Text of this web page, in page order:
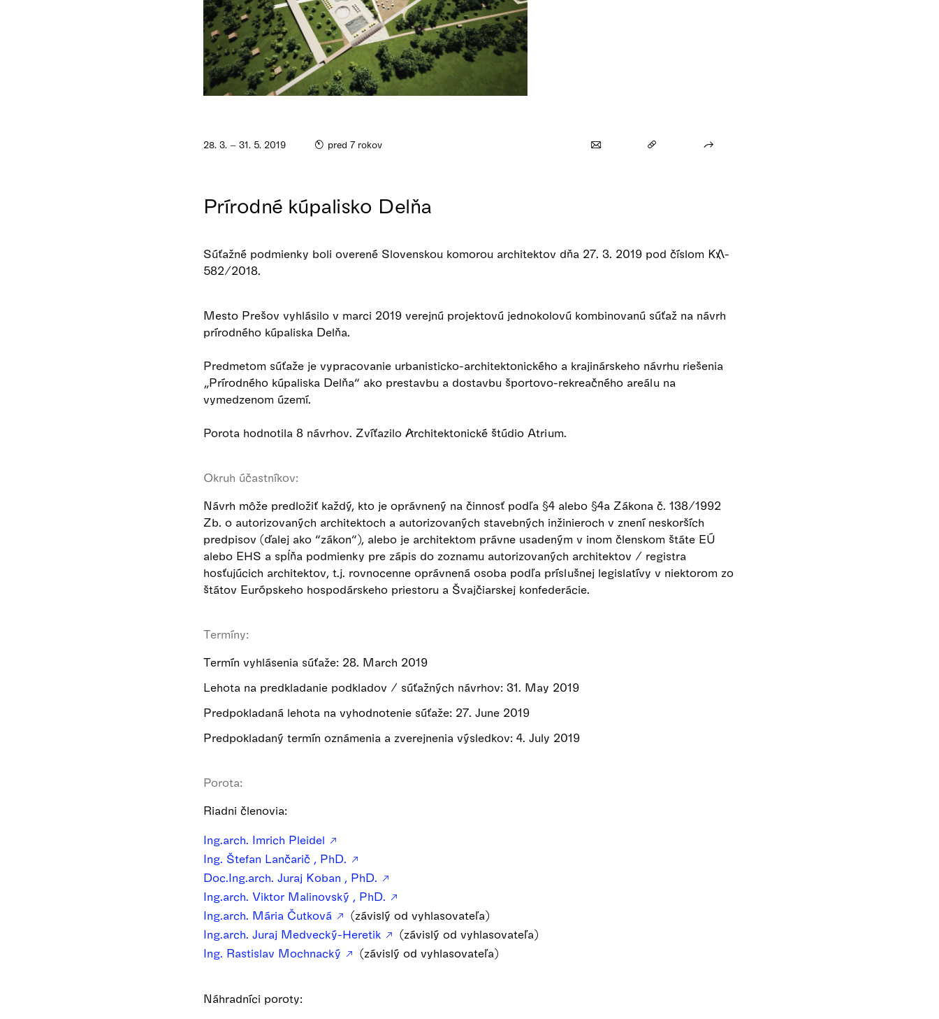
28. 3. – 31. 5. 2019 pred 7 rokov
Prírodné kúpalisko Delňa
Súťažné podmienky boli overené Slovenskou komorou architektov dňa 27. 3. 2019 pod číslom KA-
582/2018.
Mesto Prešov vyhlásilo v marci 2019 verejnú projektovú jednokolovú kombinovanú súťaž na návrh
prírodného kúpaliska Delňa.
Predmetom súťaže je vypracovanie urbanisticko-architektonického a krajinárskeho návrhu riešenia
„Prírodného kúpaliska Delňa“ ako prestavbu a dostavbu športovo-rekreačného areálu na
vymedzenom území.
Porota hodnotila 8 návrhov. Zvíťazilo Architektonické štúdio Atrium.
Okruh účastníkov:
Návrh môže predložiť každý, kto je oprávnený na činnosť podľa §4 alebo §4a Zákona č. 138/1992
Zb. o autorizovaných architektoch a autorizovaných stavebných inžinieroch v znení neskorších
predpisov (ďalej ako “zákon“), alebo je architektom právne usadeným v inom členskom štáte EÚ
alebo EHS a spĺňa podmienky pre zápis do zoznamu autorizovaných architektov / registra
hosťujúcich architektov, t.j. rovnocenne oprávnená osoba podľa príslušnej legislatívy v niektorom zo
štátov Európskeho hospodárskeho priestoru a Švajčiarskej konfederácie.
Termíny:
Termín vyhlásenia súťaže: 28. March 2019
Lehota na predkladanie podkladov / súťažných návrhov: 31. May 2019
Predpokladaná lehota na vyhodnotenie súťaže: 27. June 2019
Predpokladaný termín oznámenia a zverejnenia výsledkov: 4. July 2019
Porota:
Riadni členovia:
Ing.arch. Imrich Pleidel
Ing. Štefan Lančarič , PhD.
Doc.Ing.arch. Juraj Koban , PhD.
Ing.arch. Viktor Malinovský , PhD.
Ing.arch. Mária Čutková
(závislý od vyhlasovateľa)
Ing.arch. Juraj Medvecký-Heretik
(závislý od vyhlasovateľa)
Ing. Rastislav Mochnacký
(závislý od vyhlasovateľa)
Náhradníci poroty: